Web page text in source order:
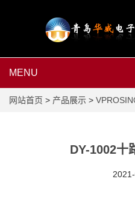
MENU
网站首页 > 产品展示 >
DY-1002十